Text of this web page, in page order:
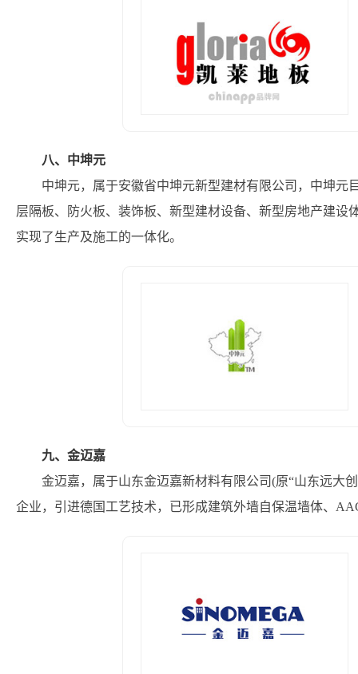
八、中坤元
中坤元，属于安徽省中坤元新型建材有限公司，中坤
层隔板、防火板、装饰板、新型建材设备、新型房地产建
实现了生产及施工的一体化。
九、金迈嘉
金迈嘉，属于山东金迈嘉新材料有限公司(原“山东远大
企业，引进德国工艺技术，已形成建筑外墙自保温墙体、